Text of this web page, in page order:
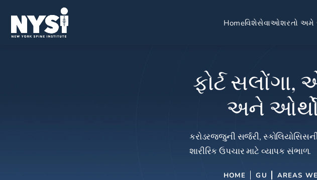
Homeવિશેસેવાઓશરતો અમે
ફોર્ટ
અને
કરોડરજ્જુની સર્જરી,
શારીરિક ઉપચાર માટે વ્યાપક સંભાળ.
HOME GU AREAS